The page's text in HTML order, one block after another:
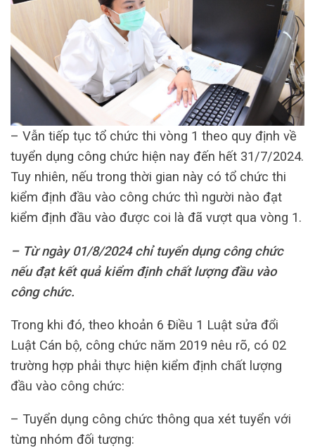
– Vẫn tiếp tục tổ chức thi vòng 1 theo quy định về
tuyển dụng công chức hiện nay đến hết 31/7/2024.
Tuy nhiên, nếu trong thời gian này có tổ chức thi
kiểm định đầu vào công chức thì người nào đạt
kiểm định đầu vào được coi là đã vượt qua vòng 1.
– Từ ngày 01/8/2024 chỉ tuyển dụng công chức
nếu đạt kết quả kiểm định chất lượng đầu vào
công chức.
Trong khi đó, theo khoản 6 Điều 1 Luật sửa đổi
Luật Cán bộ, công chức năm 2019 nêu rõ, có 02
trường hợp phải thực hiện kiểm định chất lượng
đầu vào công chức:
– Tuyển dụng công chức thông qua xét tuyển với
từng nhóm đối tượng: